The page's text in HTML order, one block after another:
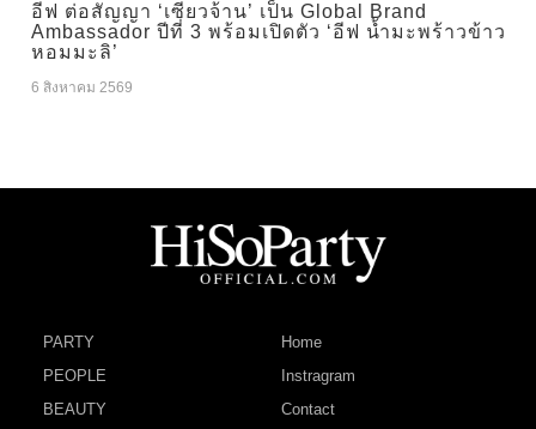
อีฟ ต่อสัญญา ‘เซียวจ้าน’ เป็น Global Brand
Ambassador ปีที่ 3 พร้อมเปิดตัว ‘อีฟ น้ำมะพร้าวข้าว
หอมมะลิ’
6 สิงหาคม 2569
PARTY
PEOPLE
BEAUTY
Home
Instragram
Contact